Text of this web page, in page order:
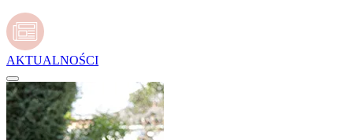
AKTUALNOŚCI